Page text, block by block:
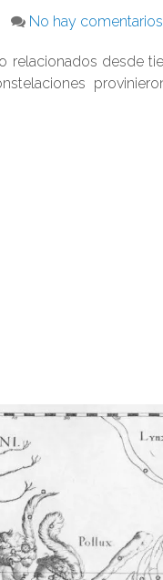
No hay comentarios
relacionados desde